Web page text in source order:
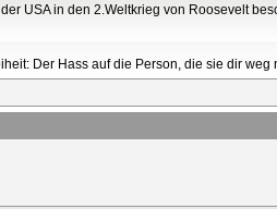
USA in den 2.Weltkrieg von Roosevelt
Der Hass auf die Person, die sie dir weg